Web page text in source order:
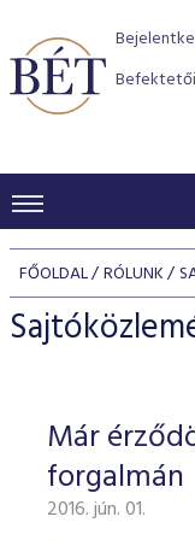
KERESKEDÉSI
INDEXEK
Vállalati
Azonnali Piac
Részvények
Származékos piac
BEFEKTETŐK
Részvény
Hitelpapír
BÉT
Alkalmazott
Elszámolás
Részvény és
program
BÉT Xtend -
TŐZSDETAGOK
Tőzsdetagok,
VENDOROK
FŐOLDAL RÓLUNK
Már
forgalmán
2016. jún. 01.